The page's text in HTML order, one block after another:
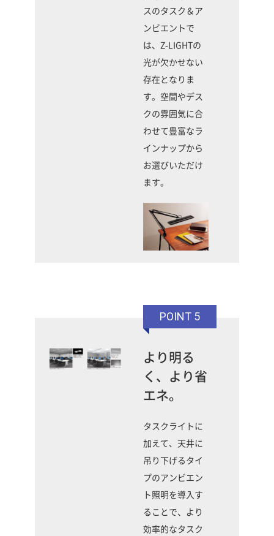
スのタスク＆ア
ンビエントで
は、Z-LIGHTの
光が欠かせない
存在となりま
す。空間やデス
クの雰囲気に合
わせて豊富なラ
インナップから
お選びいただけ
ます。
POINT 5
より明る
く、より省
エネ。
タスクライトに
加えて、天井に
吊り下げるタイ
プのアンビエン
ト照明を導入す
ることで、より
効率的なタスク